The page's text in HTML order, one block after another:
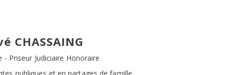
CHASSAING
- Priseur Judiciaire Honoraire